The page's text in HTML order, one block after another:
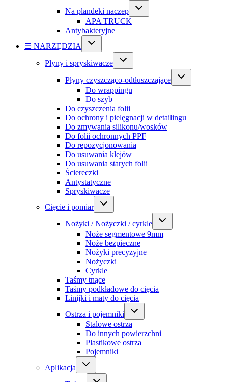
Na plandeki naczep
APA TRUCK
Antybakteryjne
☰ NARZĘDZIA
Płyny i spryskiwacze
Płyny czyszcząco-odtłuszczające
Do wrappingu
Do szyb
Do czyszczenia folii
Do ochrony i pielęgnacji w detailingu
Do zmywania silikonu/wosków
Do folii ochronnych PPF
Do repozycjonowania
Do usuwania klejów
Do usuwania starych folii
Ściereczki
Antystatyczne
Spryskiwacze
Cięcie i pomiar
Nożyki / Nożyczki / cyrkle
Noże segmentowe 9mm
Noże bezpieczne
Nożyki precyzyjne
Nożyczki
Cyrkle
Taśmy tnące
Taśmy podkładowe do cięcia
Linijki i maty do cięcia
Ostrza i pojemniki
Stalowe ostrza
Do innych powierzchni
Plastikowe ostrza
Pojemniki
Aplikacja